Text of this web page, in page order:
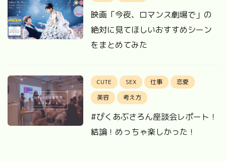
映画「今夜、ロマンス劇場で」の
絶対に見てほしいおすすめシーン
をまとめてみた
CUTE SEX 仕事
恋愛
美容
考え方
#ぴくあぶさろん座談会レポート！
結論！めっちゃ楽しかった！